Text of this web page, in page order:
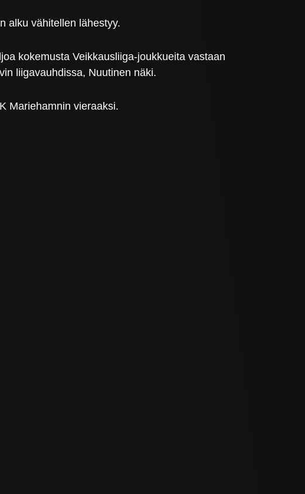
alku vähitellen lähestyy.
kokemusta Veikkausliiga-joukkueita vastaan
liigavauhdissa, Nuutinen näki.
Mariehamnin vieraaksi.